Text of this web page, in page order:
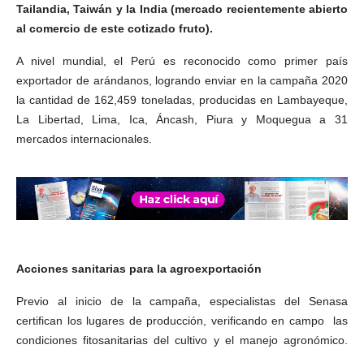
Tailandia, Taiwán y la India (mercado recientemente abierto
al comercio de este cotizado fruto).
A nivel mundial, el Perú es reconocido como primer país
exportador de arándanos, logrando enviar en la campaña 2020
la cantidad de 162,459 toneladas, producidas en Lambayeque,
La Libertad, Lima, Ica, Áncash, Piura y Moquegua a 31
mercados internacionales.
Acciones sanitarias para la agroexportación
Previo al inicio de la campaña, especialistas del Senasa
certifican los lugares de producción, verificando en campo las
condiciones fitosanitarias del cultivo y el manejo agronómico.